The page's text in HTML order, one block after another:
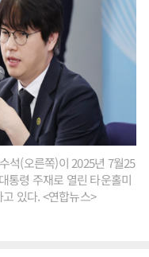
석(오른쪽)이 2025년 7월25
대통령 주재로 열린 타운홀미
있다. <연합뉴스>